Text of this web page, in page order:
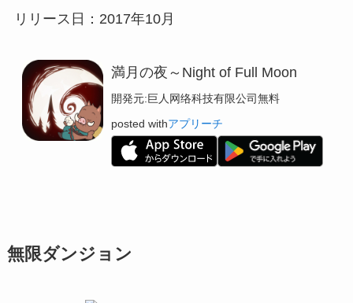
リリース日：2017年10月
満月の夜～Night of Full Moon
開発元:巨人网络科技有限公司無料
posted withアプリーチ
無限ダンジョン